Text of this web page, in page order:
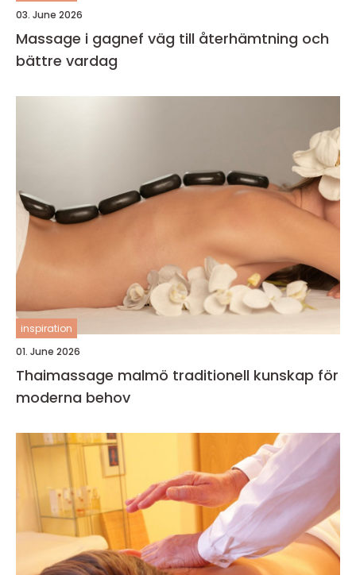
03. June 2026
Massage i gagnef väg till återhämtning och
bättre vardag
inspiration
01. June 2026
Thaimassage malmö traditionell kunskap för
moderna behov